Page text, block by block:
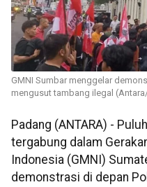
GMNI Sumbar menggelar
mengusut tambang ilegal
Padang (ANTARA) -
tergabung dalam
Indonesia (GMNI)
demonstrasi di depan